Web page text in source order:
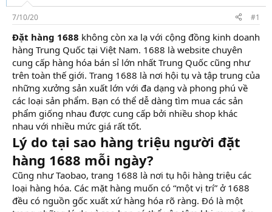
s
t
a
r
t
e
r
i
7/10/20 #1
Đặt hàng 1688 không còn xa lạ với cộng đồng kinh doanh
hàng Trung Quốc tại Việt Nam. 1688 là website chuyên
cung cấp hàng hóa bán sỉ lớn nhất Trung Quốc cũng như
trên toàn thế giới. Trang 1688 là nơi hội tụ và tập trung của
những xưởng sản xuất lớn với đa dạng và phong phú về
các loại sản phẩm. Bạn có thể dễ dàng tìm mua các sản
phẩm giống nhau được cung cấp bởi nhiều shop khác
nhau với nhiều mức giá rất tốt.
Lý do tại sao hàng triệu người đặt
hàng 1688 mỗi ngày?
Cũng như Taobao, trang 1688 là nơi tụ hội hàng triệu các
loại hàng hóa. Các mặt hàng muốn có “một vị trí” ở 1688
đều có nguồn gốc xuất xứ hàng hóa rõ ràng. Đó là một